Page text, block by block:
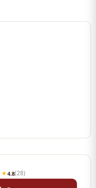
4.8(28)